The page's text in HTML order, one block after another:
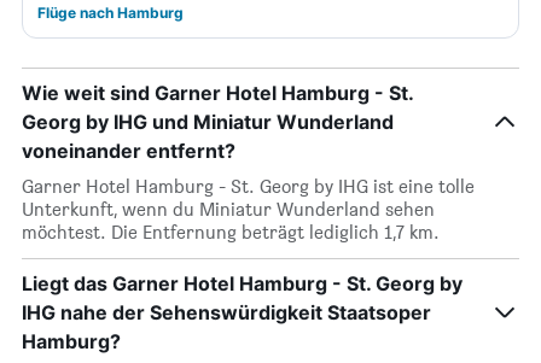
Flüge nach Hamburg
Wie weit sind Garner Hotel Hamburg - St.
Georg by IHG und Miniatur Wunderland
voneinander entfernt?
Garner Hotel Hamburg - St. Georg by IHG ist eine tolle
Unterkunft, wenn du Miniatur Wunderland sehen
möchtest. Die Entfernung beträgt lediglich 1,7 km.
Liegt das Garner Hotel Hamburg - St. Georg by
IHG nahe der Sehenswürdigkeit Staatsoper
Hamburg?